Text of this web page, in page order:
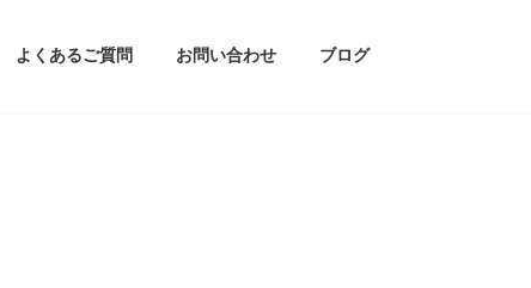
よくあるご質問 お問い合わせ ブログ